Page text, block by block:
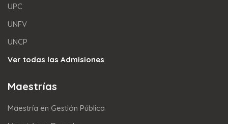
UPC
UNFV
UNCP
Ver todas las Admisiones
Maestrías
Maestría en Gestión Pública